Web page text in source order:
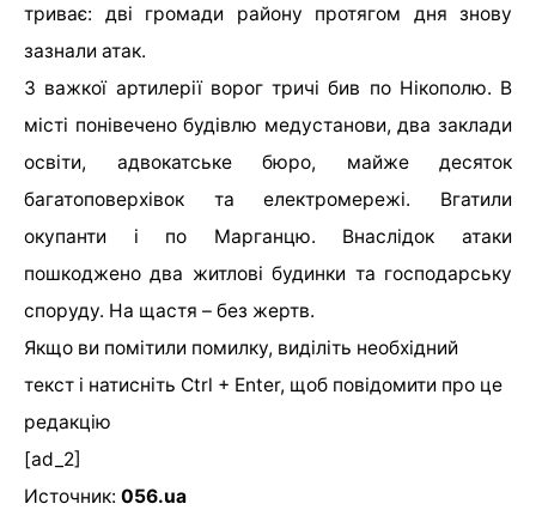
триває: дві громади району протягом дня знову
зазнали атак.
З важкої артилерії ворог тричі бив по Нікополю. В
місті понівечено будівлю медустанови, два заклади
освіти, адвокатське бюро, майже десяток
багатоповерхівок та електромережі. Вгатили
окупанти і по Марганцю. Внаслідок атаки
пошкоджено два житлові будинки та господарську
споруду. На щастя – без жертв.
Якщо ви помітили помилку, виділіть необхідний
текст і натисніть Ctrl + Enter, щоб повідомити про це
редакцію
[ad_2]
Источник: 056.ua